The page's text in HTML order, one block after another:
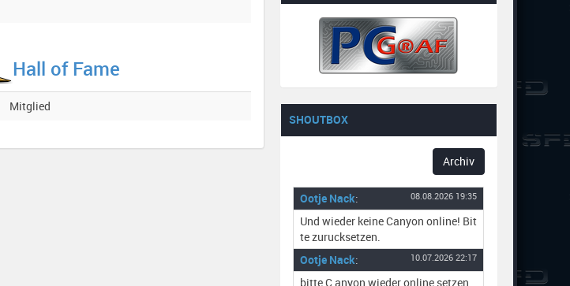
Hall of Fame
Mitglied
SHOUTBOX
Archiv
Ootje Nack: 08.08.2026 19:35
Und wieder keine Canyon online! Bit
te zurucksetzen.
Ootje Nack: 10.07.2026 22:17
bitte C anyon wieder online setzen.